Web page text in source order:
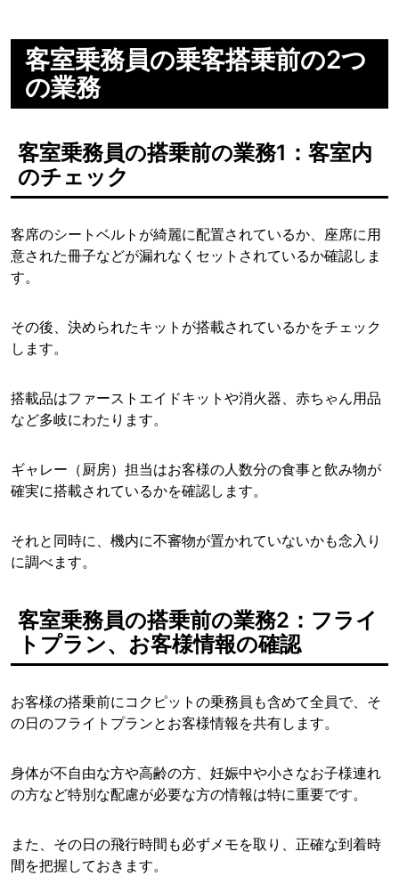
客室乗務員の乗客搭乗前の2つ
の業務
客室乗務員の搭乗前の業務1：客室内
のチェック
客席のシートベルトが綺麗に配置されているか、座席に用
意された冊子などが漏れなくセットされているか確認しま
す。
その後、決められたキットが搭載されているかをチェック
します。
搭載品はファーストエイドキットや消火器、赤ちゃん用品
など多岐にわたります。
ギャレー（厨房）担当はお客様の人数分の食事と飲み物が
確実に搭載されているかを確認します。
それと同時に、機内に不審物が置かれていないかも念入り
に調べます。
客室乗務員の搭乗前の業務2：フライ
トプラン、お客様情報の確認
お客様の搭乗前にコクピットの乗務員も含めて全員で、そ
の日のフライトプランとお客様情報を共有します。
身体が不自由な方や高齢の方、妊娠中や小さなお子様連れ
の方など特別な配慮が必要な方の情報は特に重要です。
また、その日の飛行時間も必ずメモを取り、正確な到着時
間を把握しておきます。